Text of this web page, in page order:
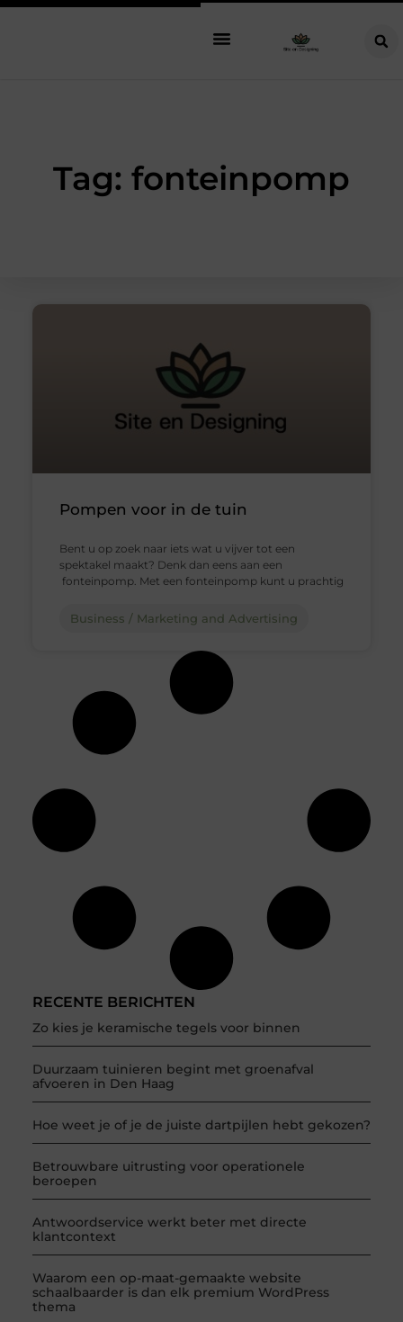
Tag: fonteinpomp
RECENTE BERICHTEN
Zo kies je keramische tegels voor binnen
Duurzaam tuinieren begint met groenafval
afvoeren in Den Haag
Hoe weet je of je de juiste dartpijlen hebt gekozen?
Betrouwbare uitrusting voor operationele
beroepen
Antwoordservice werkt beter met directe
klantcontext
Waarom een op-maat-gemaakte website
schaalbaarder is dan elk premium WordPress
thema
Pompen voor in de tuin
Bent u op zoek naar iets wat u vijver tot een
spektakel maakt? Denk dan eens aan een
fonteinpomp. Met een fonteinpomp kunt u prachtig
Business / Marketing and Advertising